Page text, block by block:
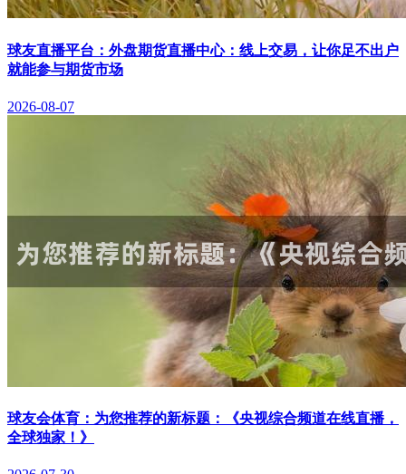
球友直播平台：外盘期货直播中心：线上交易，让你足不出户
就能参与期货市场
2026-08-07
球友会体育：为您推荐的新标题：《央视综合频道在线直播，
全球独家！》